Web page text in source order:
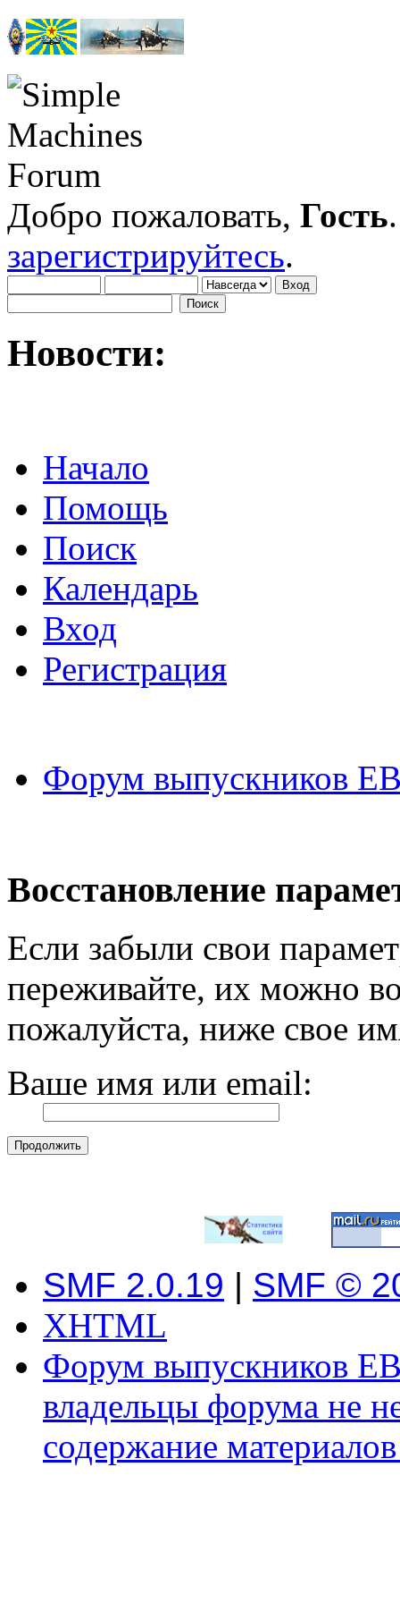
Добро пожаловать, Гость
зарегистрируйтесь.
Новости:
Начало
Помощь
Поиск
Календарь
Вход
Регистрация
Форум выпускников
Восстановление
Если забыли свои
переживайте, их можно
пожалуйста, ниже свое
Ваше имя или email:
SMF 2.0.19 | SMF ©
XHTML
Форум выпускников
владельцы форума не
содержание